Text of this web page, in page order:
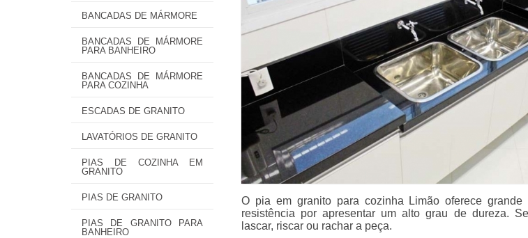
BANCADAS DE MÁRMORE
BANCADAS DE MÁRMORE
PARA BANHEIRO
BANCADAS DE MÁRMORE
PARA COZINHA
ESCADAS DE GRANITO
LAVATÓRIOS DE GRANITO
PIAS DE COZINHA EM
GRANITO
PIAS DE GRANITO
PIAS DE GRANITO PARA
BANHEIRO
O pia em granito para cozinha Limão oferece grande
resistência por apresentar um alto grau de dureza.
lascar, riscar ou rachar a peça.